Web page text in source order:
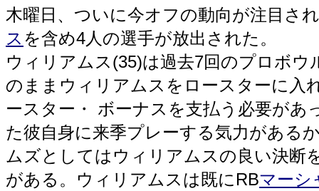
木曜日、ついに今オフの動向が注目さ
ス を含め4人の選手が放出された。
ウィリアムス(35)は過去7回のプロボ
のままウィリアムスをロースターに入
ースター・ ボーナスを支払う必要があ
た彼自身に来季プレーする気力がある
ムズとしてはウィリアムスの良い決断
がある。ウィリアムスは既にRBマーシ